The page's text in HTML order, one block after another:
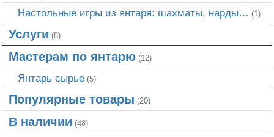
Настольные игры из янтаря: шахматы, нарды… (1)
Услуги (8)
Мастерам по янтарю (12)
Янтарь сырье (5)
Популярные товары (20)
В наличии (48)